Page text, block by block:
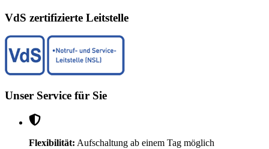
VdS zertifizierte Leitstelle
Unser Service für Sie
Flexibilität: Aufschaltung ab einem Tag möglich